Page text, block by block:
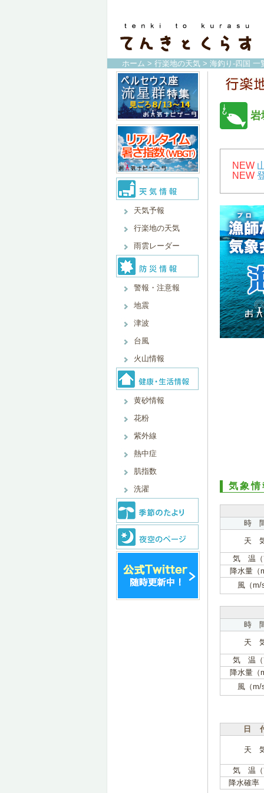
ホーム > 行楽地の天気 > 海釣り-四国 一
天気予報
行楽地の天気
雨雲レーダー
警報・注意報
地震
津波
台風
火山情報
黄砂情報
花粉
紫外線
熱中症
肌指数
洗濯
岩
NEW
NEW
気象情
時
天
気 温
降水量（
風（m/
時
天
気 温
降水量（
風（m/
日
天
気 温
降水確率